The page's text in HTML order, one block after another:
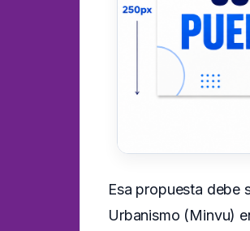
Esa propuesta debe
Urbanismo (Minvu)